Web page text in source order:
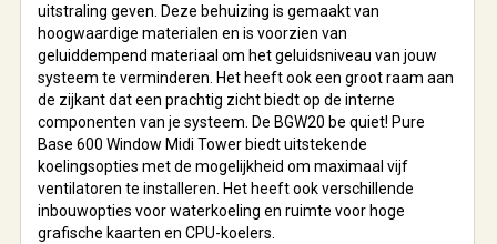
uitstraling geven. Deze behuizing is gemaakt van
hoogwaardige materialen en is voorzien van
geluiddempend materiaal om het geluidsniveau van jouw
systeem te verminderen. Het heeft ook een groot raam aan
de zijkant dat een prachtig zicht biedt op de interne
componenten van je systeem. De BGW20 be quiet! Pure
Base 600 Window Midi Tower biedt uitstekende
koelingsopties met de mogelijkheid om maximaal vijf
ventilatoren te installeren. Het heeft ook verschillende
inbouwopties voor waterkoeling en ruimte voor hoge
grafische kaarten en CPU-koelers.